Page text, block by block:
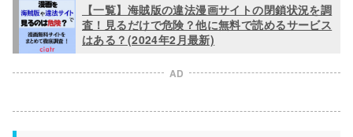
【一覧】海賊版の違法漫画サイトの閉鎖状況を調
査！見るだけで危険？他に無料で読めるサービス
はある？(2024年2月最新)
AD